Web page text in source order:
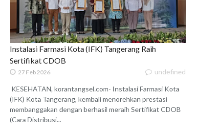
Instalasi Farmasi Kota (IFK) Tangerang Raih
Sertifikat CDOB
27 Feb 2026 undefined
KESEHATAN, korantangsel.com- Instalasi Farmasi Kota
(IFK) Kota Tangerang, kembali menorehkan prestasi
membanggakan dengan berhasil meraih Sertifikat CDOB
(Cara Distribusi...